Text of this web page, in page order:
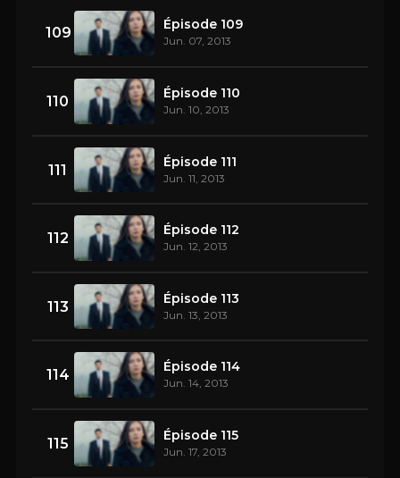
109 Épisode 109
Jun. 07, 2013
110 Épisode 110
Jun. 10, 2013
111 Épisode 111
Jun. 11, 2013
112 Épisode 112
Jun. 12, 2013
113 Épisode 113
Jun. 13, 2013
114 Épisode 114
Jun. 14, 2013
115 Épisode 115
Jun. 17, 2013